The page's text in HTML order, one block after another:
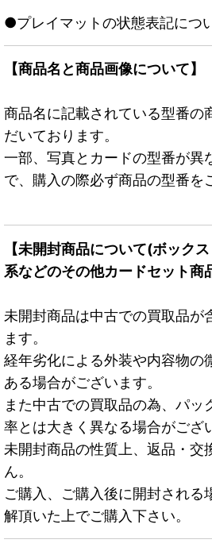
●プレイマットの状態表記につ
【商品名と商品画像について】
商品名に記載されている型番の
だいております。
一部、写真とカードの型番が異
で、購入の際必ず商品の型番を
【未開封商品について(ボック
系などのその他カードセット商
未開封商品は中古での買取品が
ます。
経年劣化による外装や内容物の
ある場合がございます。
また中古での買取品の為、パッ
率とは大きく異なる場合がござ
未開封商品の性質上、返品・交
ん。
ご購入、ご購入後に開封される
解頂いた上でご購入下さい。